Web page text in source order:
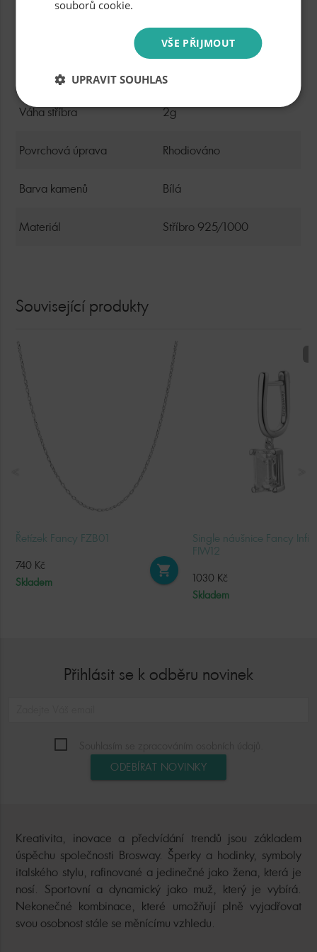
Cubic zirkon
11mm
Váha stříbra 2g
Povrchová úprava Rhodiováno
Barva kamenů Bílá
Materiál Stříbro 925/1000
Související produkty
Řetízek Fancy FZB01
740 Kč
Skladem
shopping_cart
Single náušnice Fancy
FIW12
1030 Kč
Skladem
Přihlásit se k odběru novinek
ODEBÍRAT NOVINKY
Kreativita, inovace a předvídání trendů jsou základem
úspěchu společnosti Brosway. Šperky a hodinky, symboly
italského stylu, rafinované a jedinečné jako žena, která je
nosí. Sportovní a dynamický jako muž, který je vybírá.
Nekonečné kombinace, které umožňují plně vyjadřovat
svou osobnost stále se měnícímu vzhledu.
souborů cookie.
VŠE PŘIJMOUT
UPRAVIT SOUHLAS